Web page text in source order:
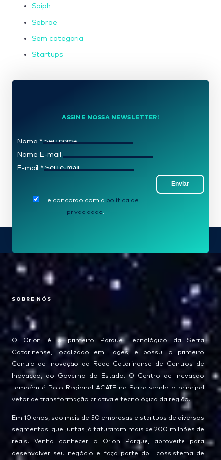
Saiph
Sebrae
Sem categoria
Startups
ASSINE NOSSA NEWSLETTER!
Nome *
Nome E-mail
E-mail *
Enviar
Li e concordo com a política de
privacidade.
SOBRE NÓS
O Orion é o primeiro Parque Tecnológico da Serra
Catarinense, localizado em Lages, e possui o primeiro
Centro de Inovação da Rede Catarinense de Centros de
Inovação, do Governo do Estado. O Centro de Inovação
também é Polo Regional ACATE na Serra sendo o principal
vetor de transformação criativa e tecnológica da região.
Em 10 anos, são mais de 50 empresas e startups de diversos
segmentos, que juntas já faturaram mais de 200 milhões de
reais. Venha conhecer o Orion Parque, aproveite para
desenvolver seu negócio e faça parte do Ecossistema de